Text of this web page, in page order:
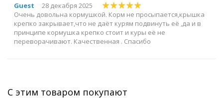
Guest
28 декабря 2025
Очень довольна кормушкой. Корм не просыпается,крышка
крепко закрывает,что не даёт курям подвинуть её ,да и в
принципе кормушка крепко стоит и куры её не
переворачивают. Качественная . Спасибо
С этим товаром покупают